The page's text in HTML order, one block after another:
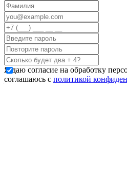
Я даю согласие на обработку
соглашаюсь с политикой